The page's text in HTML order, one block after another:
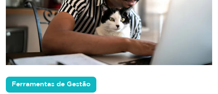
Ferramentas de Gestão